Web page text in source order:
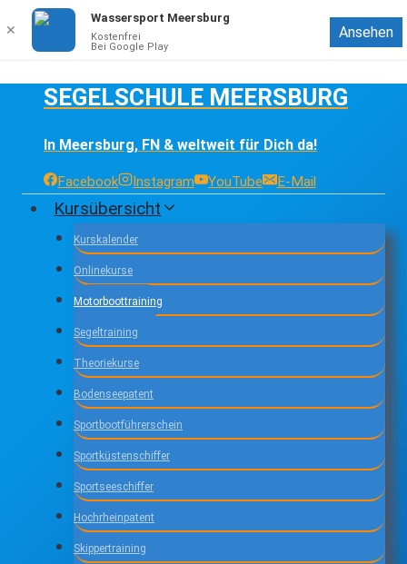
SEGELSCHULE MEERSBURG
In Meersburg, FN & weltweit für Dich da!
Facebook Instagram YouTube E-Mail
Kursübersicht
Kurskalender
Onlinekurse
Motorboottraining
Segeltraining
Theoriekurse
Bodenseepatent
Sportbootführerschein
Sportküstenschiffer
Sportseeschiffer
Hochrheinpatent
Skippertraining
✕
Wassersport Meersburg
Kostenfrei
Bei Google Play
Ansehen